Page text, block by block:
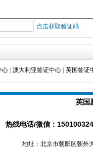
点击获取验证码
心 澳大利亚签证中心 英国签证
英国
热线电话/微信：
地址：北京市朝阳区朝外